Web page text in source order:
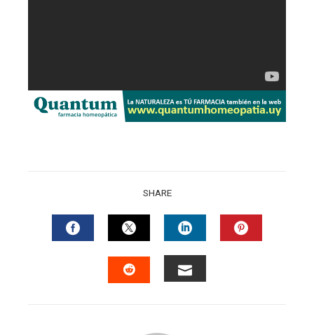
SHARE
FACEBOOKTWITTERLINKEDIN